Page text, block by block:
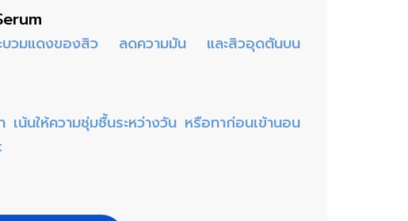
ะบวมแดงของสิว ลดความมัน และสิวอุดตันบน
น้นให้ความชุ่มชื้นระหว่างวัน หรือทาก่อนเข้านอน